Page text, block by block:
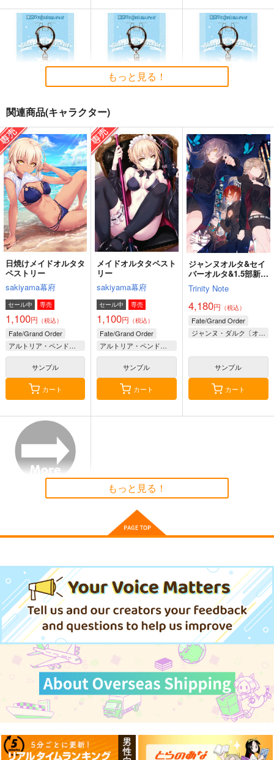
サンプル
カート
サンプル
カート
サンプル
カート
斎藤一の本2
斎藤一の本を出すサー
クル
2,357円（税込）
Fate/Grand Order
斎藤一
カート
海嘯に永訣
Owen
787円（税込）
Fate/Grand Order
斎藤一
藤丸立香
カート
FGO OEKAKI Rando
m5
たけさと
1,320円（税込）
Fate/Grand Order
鈴鹿御前
カート
えふじいおう和風肖像
Fate/Grand Order
サンプル
カート
火よ！星の光の瞬きよ
Owen
円（税込）
Fate/Grand Order
巌窟王 エドモン・ダンテス
サンプル
カート
FGO/FAKE DUME
TOKIMOOON
ルキャラ
サンプル
カート
探偵モンテ・クリスト
LACKGAKIBOX2025
東方スライドキーホル
ダー 古明地こいし
AbsoluteZero
サンプル
カート
東方スライドキーホル
ダー 依神紫苑
AbsoluteZero
990円（税込）
サンプル
カート
東方スライドキーホル
ダー レミリア
AbsoluteZero
サンプル
カート
東方スライドキーホル
ダー フランドール
AbsoluteZero
990 円
東方Project
フランドール・スカーレット
サンプル
カート
東方クリアファイル
紅美鈴８
AbsoluteZero
550 円
東方Project 紅美鈴
サンプル
東方スライドキーホル
ダー 依神紫苑
AbsoluteZero
990円（税込）
依神紫苑
サンプル
作品詳細
東方スライドキーホル
ダー 古明地こいし
AbsoluteZero
990円（税込）
古明地こいし
サンプル
作品詳細
東方スライドキーホル
ダー 古明地さとり
AbsoluteZero
990 円（税込）
古明地さとり
サンプル
作品詳細
ダー 魂魄妖夢
AbsoluteZero
990円
魂魄妖夢
サンプル
作品詳細
ダー 十六夜咲夜
サンプル
作品詳細
ダー 比那名居天子
サンプル
作品詳細
東方スライドキーホル
ダー 博麗霊夢
AbsoluteZero
990円（税込）
博麗霊夢
サンプル
東方スライドキーホル
ダー 霧雨魔理沙
AbsoluteZero
990円（税込）
霧雨魔理沙
サンプル
[2608]セイバー
_FGO(Shexyo)_sB2
タペストリー
くわい屋
円（税込）
アルトリア・ペンドラゴ
サンプル
もっと見る！
関連商品(キャラクター)
日焼けメイドオルタタ
ペストリー
sakiyama幕府
セール中 専売
1,100円 （税込）
Fate/Grand Order
アルトリア・ペンドラゴン〔オルタ〕
サンプル
カート
メイドオルタタペスト
リー
sakiyama幕府
セール中 専売
1,100円 （税込）
Fate/Grand Order
アルトリア・ペンドラゴン〔オルタ〕
サンプル
カート
ジャンヌオルタ&セイ
バーオルタ&1.5部新宿
タペストリー ホトソ
ウカ×Trinity Note
Trinity Note
4,180円 （税込）
Fate/Grand Order
ジャンヌ・ダルク〔オルタ〕
サンプル
カート
もっと見る！